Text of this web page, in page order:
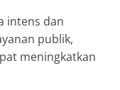
intens dan
publik,
meningkatkan